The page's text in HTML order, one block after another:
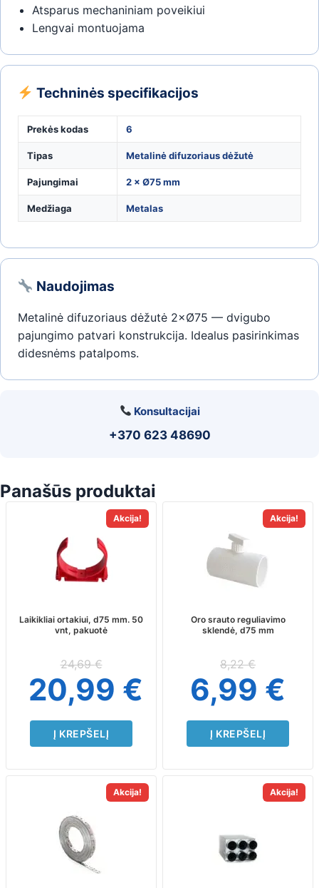
Atsparus mechaniniam poveikiui
Lengvai montuojama
Techninės specifikacijos
Prekės kodas 6
Tipas Metalinė difuzoriaus dėžutė
Pajungimai 2 × Ø75 mm
Medžiaga Metalas
Naudojimas
Metalinė difuzoriaus dėžutė 2×Ø75 — dvigubo
pajungimo patvari konstrukcija. Idealus pasirinkimas
didesnėms patalpoms.
Konsultacijai
+370 623 48690
Panašūs produktai
Akcija!
Laikikliai ortakiui, d75 mm. 50
vnt, pakuotė
24,69€
20,99 €
Į KREPŠELĮ
Akcija!
Oro srauto reguliavimo
sklendė, d75 mm
8,22€
6,99 €
Į KREPŠELĮ
Akcija! Akcija!
multiple
variants.
The